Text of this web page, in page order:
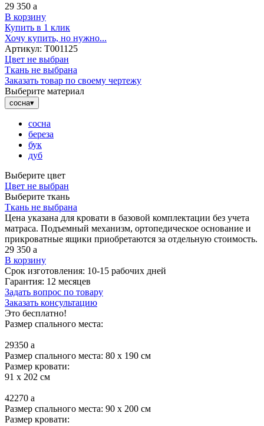
29 350 a
В корзину
Купить в 1 клик
Хочу купить, но нужно...
Артикул: Т001125
Цвет не выбран
Ткань не выбрана
Заказать товар по своему чертежу
Выберите материал
сосна▾
сосна
береза
бук
дуб
Выберите цвет
Цвет не выбран
Выберите ткань
Ткань не выбрана
Цена указана для кровати в базовой комплектации без учета
матраса. Подъемный механизм, ортопедическое основание и
прикроватные ящики приобретаются за отдельную стоимость.
29 350 a
В корзину
Срок изготовления: 10-15 рабочих дней
Гарантия: 12 месяцев
Задать вопрос по товару
Заказать консультацию
Это бесплатно!
Размер спального места:
29350 a
Размер спального места: 80 x 190 см
Размер кровати:
91 x 202 см
42270 a
Размер спального места: 90 x 200 см
Размер кровати: